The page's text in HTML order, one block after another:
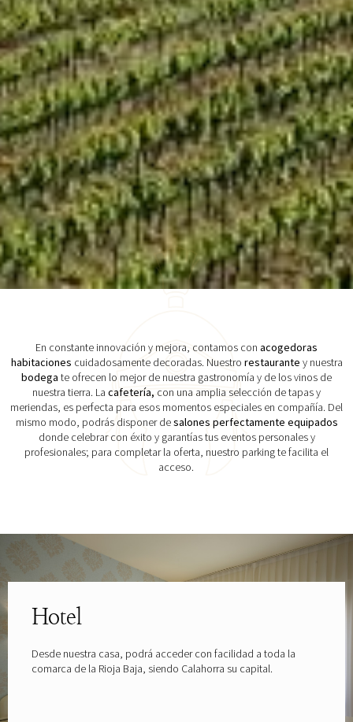
En constante innovación y mejora, contamos con acogedoras
habitaciones cuidadosamente decoradas. Nuestro restaurante y nuestra
bodega te ofrecen lo mejor de nuestra gastronomía y de los vinos de
nuestra tierra. La cafetería, con una amplia selección de tapas y
meriendas, es perfecta para esos momentos especiales en compañía. Del
mismo modo, podrás disponer desalones perfectamente equipados
donde celebrar con éxito y garantías tus eventos personales y
profesionales; para completar la oferta, nuestro parking te facilita el
acceso.
Hotel
Desde nuestra casa, podrá acceder con facilidad a toda la
comarca de la Rioja Baja, siendo Calahorra su capital.